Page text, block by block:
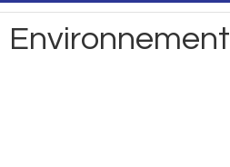
Environnement